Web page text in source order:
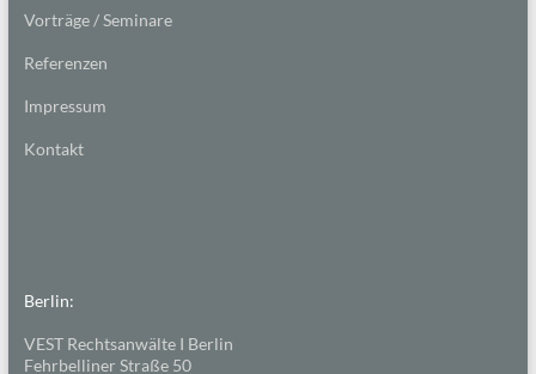
Vorträge / Seminare
Referenzen
Impressum
Kontakt
Berlin:
VEST Rechtsanwälte I Berlin
Fehrbelliner Straße 50